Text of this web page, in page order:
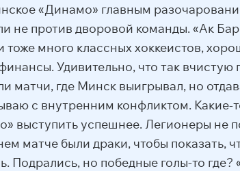
«Динамо» главным
не против дворовой команды. «Ак
тоже много классных хоккеистов,
Удивительно, что так вчистую
матчи, где Минск выигрывал, но
с внутренним конфликтом. Какие-
выступить успешнее. Легионеры не
матче были драки, чтобы показать,
Подрались, но победные голы-то